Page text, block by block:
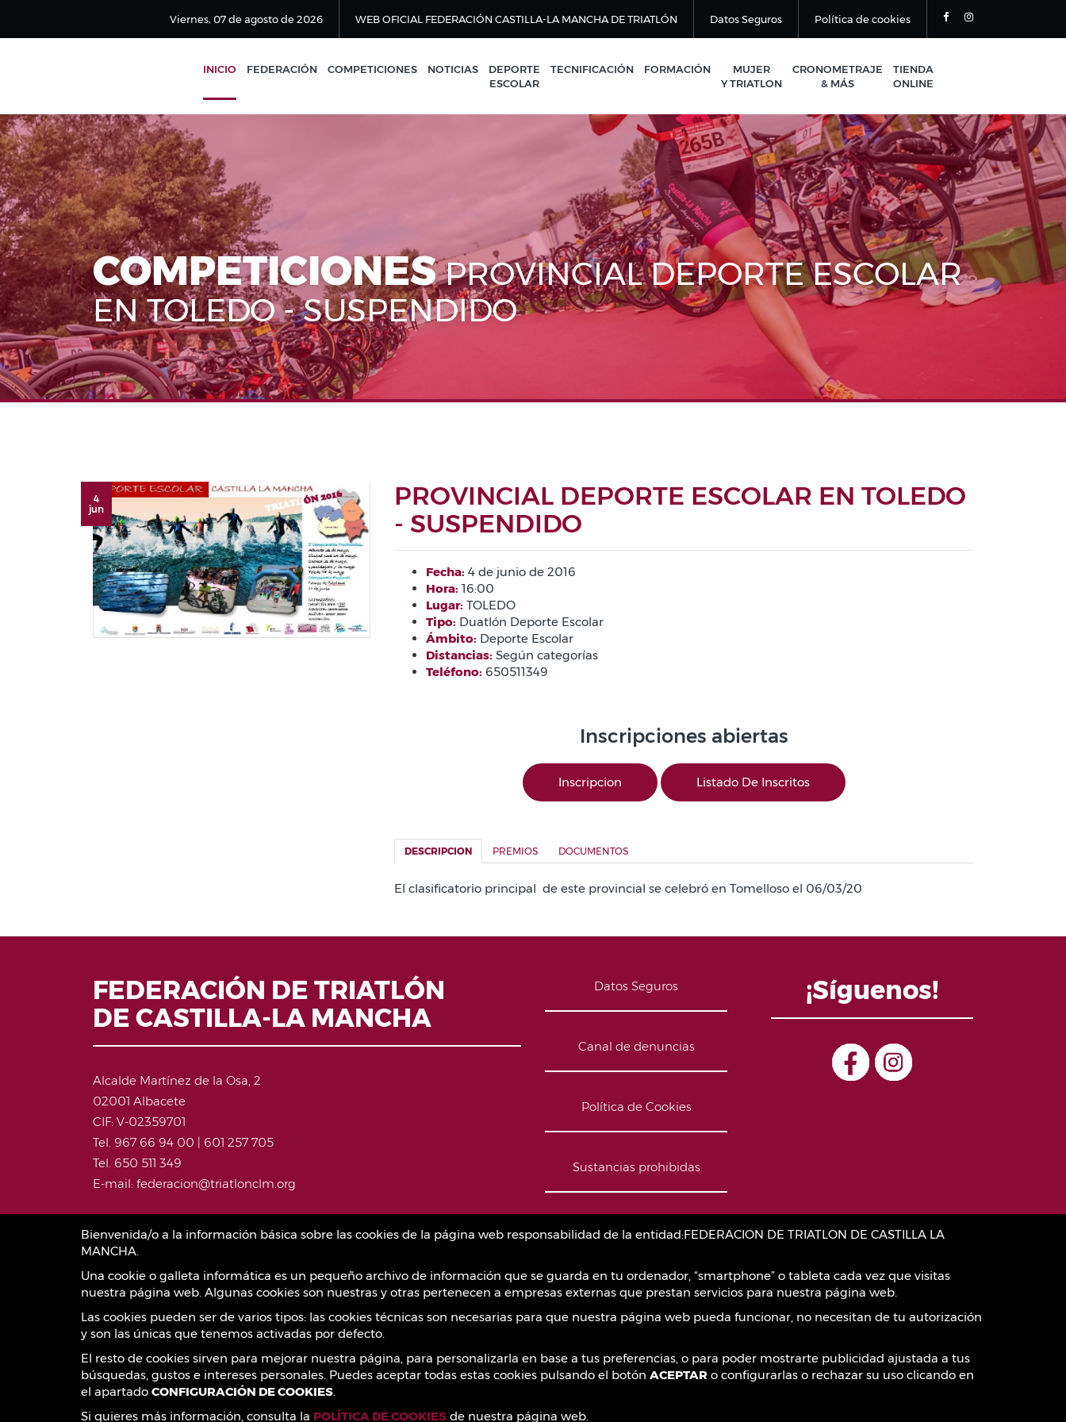
Viernes, 07 de agosto de 2026 WEB OFICIAL FEDERACIÓN CASTILLA-LA MANCHA DE TRIATLÓN Datos Seguros Política de cookies
INICIO FEDERACIÓN COMPETICIONES NOTICIAS
DEPORTE
ESCOLAR
TECNIFICACIÓN FORMACIÓN
MUJER
Y TRIATLON
CRONOMETRAJE
& MÁS
TIENDA
ONLINE
Bienvenida/o a la información básica sobre las cookies de la página web responsabilidad de la entidad:FEDERACION DE TRIATLON DE CASTILLA LA
MANCHA.
Una cookie o galleta informática es un pequeño archivo de información que se guarda en tu ordenador, “smartphone” o tableta cada vez que visitas
nuestra página web. Algunas cookies son nuestras y otras pertenecen a empresas externas que prestan servicios para nuestra página web.
Las cookies pueden ser de varios tipos: las cookies técnicas son necesarias para que nuestra página web pueda funcionar, no necesitan de tu autorización
y son las únicas que tenemos activadas por defecto.
El resto de cookies sirven para mejorar nuestra página, para personalizarla en base a tus preferencias, o para poder mostrarte publicidad ajustada a tus
búsquedas, gustos e intereses personales. Puedes aceptar todas estas cookies pulsando el botón ACEPTAR o configurarlas o rechazar su uso clicando en
el apartado CONFIGURACIÓN DE COOKIES.
Si quieres más información, consulta la POLÍTICA DE COOKIES de nuestra página web.
COMPETICIONESPROVINCIAL DEPORTE ESCOLAR
EN TOLEDO - SUSPENDIDO
4
jun
PROVINCIAL DEPORTE ESCOLAR EN TOLEDO
- SUSPENDIDO
Fecha: 4 de junio de 2016
Hora: 16:00
Lugar: TOLEDO
Tipo: Duatlón Deporte Escolar
Ámbito: Deporte Escolar
Distancias: Según categorías
Teléfono: 650511349
Inscripciones abiertas
Inscripcion Listado De Inscritos
DESCRIPCION PREMIOS DOCUMENTOS
El clasificatorio principal de este provincial se celebró en Tomelloso el 06/03/20
FEDERACIÓN DE TRIATLÓN
DE CASTILLA-LA MANCHA
Alcalde Martínez de la Osa, 2
02001 Albacete
CIF: V-02359701
Tel. 967 66 94 00 | 601 257 705
Tel. 650 511 349
E-mail: federacion@triatlonclm.org
Datos Seguros
Canal de denuncias
Política de Cookies
Sustancias prohibidas
Contacto
¡Síguenos!